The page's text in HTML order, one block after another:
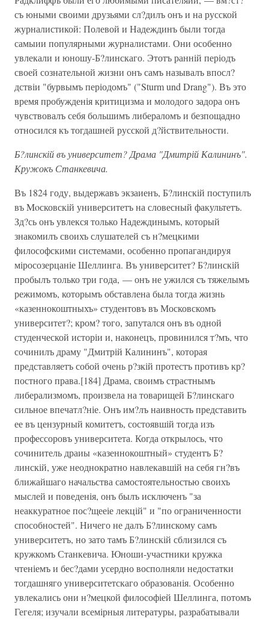
съ юными своими друзьями сл?дилъ онъ и на русской
журналистикой: Полевой и Надеждинъ были тогда
самыии популярными журналистами. Они особенно
увлекали и юношу-Б?линскаго. Этотъ ранній періодъ
своей сознательной жизни онъ самъ называлъ впосл?
дствіи "бурвымъ періодомъ" ("Sturm und Drang"). Въ это
время пробужденія критицизма и молодого задора онъ
чувствовалъ себя большимъ либераломъ и безпощадно
относился къ тогдашней русской д?йствительности.
Б?линскій въ университет? Драма "Дмитрій Калининъ".
Кружокъ Станкевича.
Въ 1824 году, выдержавъ экзаиенъ, Б?линскій поступилъ
въ Moсковскій университетъ на словесный факультетъ.
Зд?сь онъ увлекся только Надеждинымъ, который
знакомилъ своихъ слушателей съ н?мецкими
философскими системами, особенно пропагандируя
міросозерцаніе Шеллинга. Въ университет? Б?линскій
пробылъ только три года, — онъ не ужился съ тяжелымъ
режимомъ, которымъ обставлена была тогда жизнь
«казеннокоштныхъ» студентовъ въ Московскомъ
университет?; кром? того, запутался онъ въ одной
студенческой исторіи и, наконецъ, провинился т?мъ, что
сочинилъ драму "Дмитрій Калининъ", которая
представляетъ собой очень р?зкій протестъ противъ кр?
постного права.[184] Драма, своимъ страстнымъ
либерализмомъ, произвела на товарищей Б?линскаго
сильное впечатл?ніе. Онъ им?лъ наивность представить
ее въ цензурный комитетъ, состоявшій тогда изъ
профессоровъ университета. Когда открылось, что
сочинитель драиы «казеннокоштный» студентъ Б?
линскій, уже неоднократно навлекавшій на себя гн?въ
ближайшаго начальства самостоятельностью своихъ
мыслей и поведенія, онъ былъ исключенъ "за
неаккуратное пос?щееіе лекцій" и "по ограниченности
способностей". Ничего не далъ Б?линскому самъ
университетъ, но зато тамъ Б?линскій сблизился съ
кружкомъ Станкевича. Юноши-участники кружка
чтеніемъ и бес?дами усердно восполняли недостатки
тогдашняго университетскаго образованія. Особенно
увлекались они н?мецкой философіей Шеллинга, потомъ
Гегеля; изучали всемірныя литературы, разрабатывали